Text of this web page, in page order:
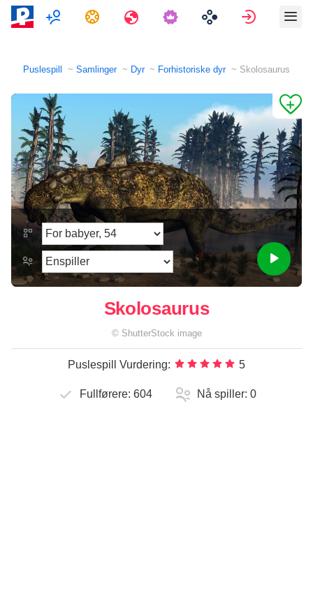
FlerspillerOppgaverReiser Logg på
Puslespill Samlinger Dyr Forhistoriske dyr Skolosaurus
Skolosaurus
© ShutterStock image
Puslespill Vurdering: 5
Fullførere: 604 Nå spiller: 0